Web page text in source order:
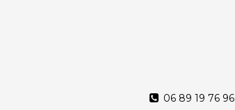
06 89 19 76 96